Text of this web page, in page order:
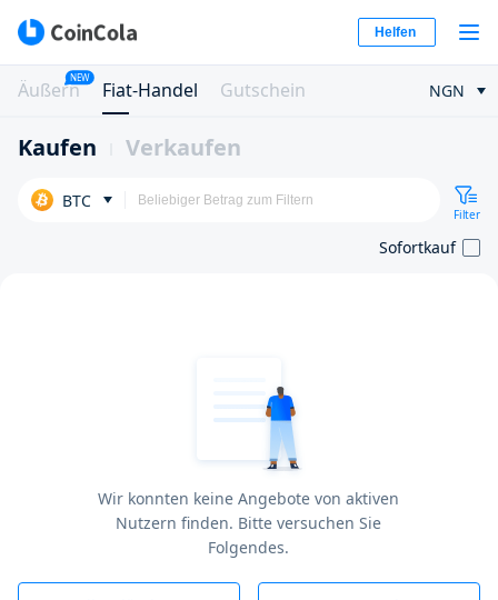
Helfen
Äußern
NEW
Fiat-Handel Gutschein NGN
Kaufen Verkaufen
BTC
Filter
Sofortkauf
Wir konnten keine Angebote von aktiven
Nutzern finden. Bitte versuchen Sie
Folgendes.